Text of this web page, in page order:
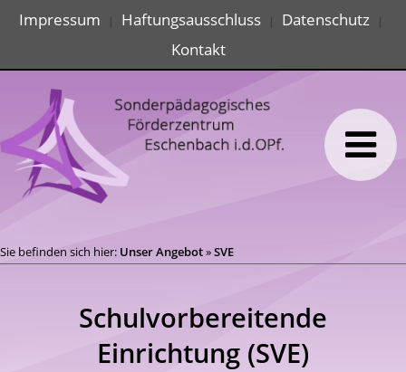
Impressum | Haftungsausschluss | Datenschutz |
Kontakt
Sie befinden sich hier: Unser Angebot»SVE
Schulvorbereitende
Einrichtung (SVE)